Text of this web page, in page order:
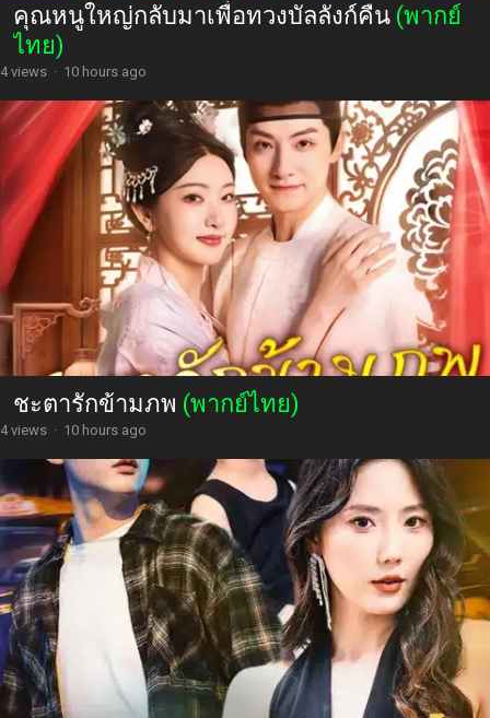
คุณหนูใหญ่กลับมาเพื่อทวงบัลลังก์คืน (พากย์
ไทย)
4 views · 10 hours ago
ชะตารักข้ามภพ (พากย์ไทย)
4 views · 10 hours ago